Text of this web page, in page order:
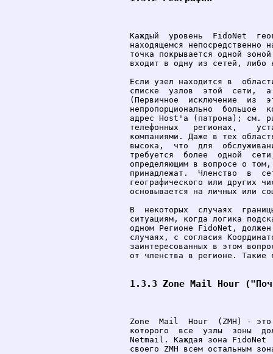
Каждый  уровень  FidoNet
находящемся непосредственно
точка покрывается одной
входит в одну из сетей, либо
Если узел находится в
списке  узлов  этой  сети,
(Первичное  исключение  из
непропорционально  большое
адрес Host'а (патрона); см.
телефонных   регионах,
компаниями. Даже в тех
высока,  что  для
требуется  более  одной
определяющим в вопросе о
принадлежат.  Членство  в
географического или других
основывается на личных или
В  некоторых  случаях
ситуациям, когда логика
одном Регионе FidoNet,
случаях, с согласия
заинтересованных в этом
от членства в регионе. Такие
1.3.3 Zone Mail Hour
Zone  Mail  Hour  (ZMH) -
которого  все  узлы  зоны
Netmail. Каждая зона FidoNet
своего ZMH всем остальным